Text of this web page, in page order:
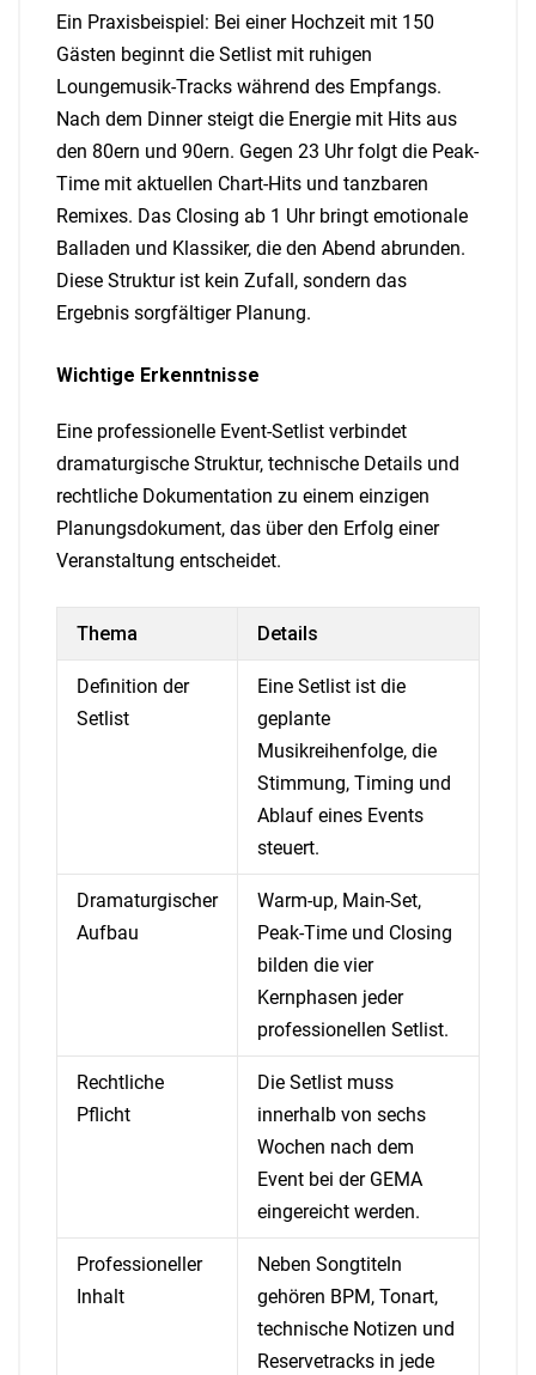
Ein Praxisbeispiel: Bei einer Hochzeit mit 150
Gästen beginnt die Setlist mit ruhigen
Loungemusik-Tracks während des Empfangs.
Nach dem Dinner steigt die Energie mit Hits aus
den 80ern und 90ern. Gegen 23 Uhr folgt die Peak-
Time mit aktuellen Chart-Hits und tanzbaren
Remixes. Das Closing ab 1 Uhr bringt emotionale
Balladen und Klassiker, die den Abend abrunden.
Diese Struktur ist kein Zufall, sondern das
Ergebnis sorgfältiger Planung.
Wichtige Erkenntnisse
Eine professionelle Event-Setlist verbindet
dramaturgische Struktur, technische Details und
rechtliche Dokumentation zu einem einzigen
Planungsdokument, das über den Erfolg einer
Veranstaltung entscheidet.
Thema Details
Definition der
Setlist
Eine Setlist ist die
geplante
Musikreihenfolge, die
Stimmung, Timing und
Ablauf eines Events
steuert.
Dramaturgischer
Aufbau
Warm-up, Main-Set,
Peak-Time und Closing
bilden die vier
Kernphasen jeder
professionellen Setlist.
Rechtliche
Pflicht
Die Setlist muss
innerhalb von sechs
Wochen nach dem
Event bei der GEMA
eingereicht werden.
Professioneller
Inhalt
Neben Songtiteln
gehören BPM, Tonart,
technische Notizen und
Reservetracks in jede